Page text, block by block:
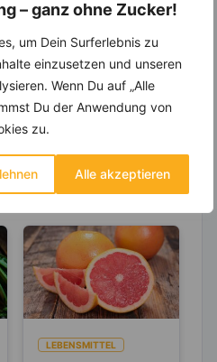
– ganz ohne Zucker!
um Dein Surferlebnis zu
einzusetzen und unseren
Wenn Du auf „Alle
Du der Anwendung von
zu.
Alle akzeptieren
Möglichkeiten,
gestalten.
LEBENSMITTEL